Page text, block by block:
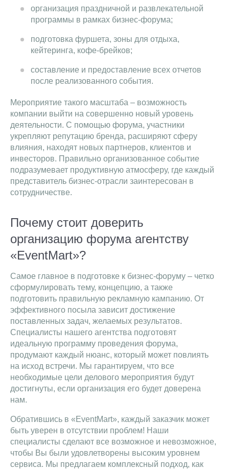
организация праздничной и развлекательной
программы в рамках бизнес-форума;
подготовка фуршета, зоны для отдыха,
кейтеринга, кофе-брейков;
составление и предоставление всех отчетов
после реализованного события.
Мероприятие такого масштаба – возможность
компании выйти на совершенно новый уровень
деятельности. С помощью форума, участники
укрепляют репутацию бренда, расширяют сферу
влияния, находят новых партнеров, клиентов и
инвесторов. Правильно организованное событие
подразумевает продуктивную атмосферу, где каждый
представитель бизнес-отрасли заинтересован в
сотрудничестве.
Почему стоит доверить
организацию форума агентству
«EventMart»?
Самое главное в подготовке к бизнес-форуму – четко
сформулировать тему, концепцию, а также
подготовить правильную рекламную кампанию. От
эффективного посыла зависит достижение
поставленных задач, желаемых результатов.
Специалисты нашего агентства подготовят
идеальную программу проведения форума,
продумают каждый нюанс, который может повлиять
на исход встречи. Мы гарантируем, что все
необходимые цели делового мероприятия будут
достигнуты, если организация его будет доверена
нам.
Обратившись в «EventMart», каждый заказчик может
быть уверен в отсутствии проблем! Наши
специалисты сделают все возможное и невозможное,
чтобы Вы были удовлетворены высоким уровнем
сервиса. Мы предлагаем комплексный подход, как